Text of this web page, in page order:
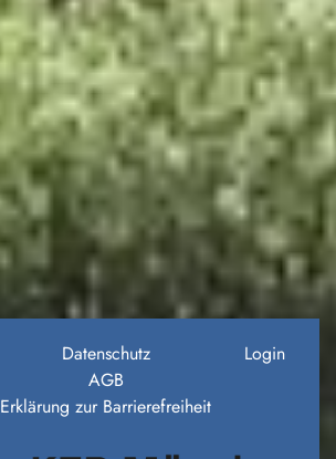
Datenschutz
AGB
Erklärung zur Barrierefreiheit
Login